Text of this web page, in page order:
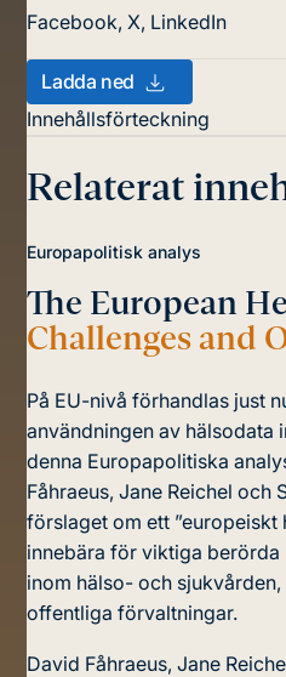
Facebook,X, LinkedIn
Ladda ned
Innehållsförteckning
Relaterat
Europapolitisk analys
The European
Challenges and
På EU-nivå förhandlas just
användningen av hälsodata
denna Europapolitiska
Fåhraeus, Jane Reichel och
förslaget om ett ”europeiskt
innebära för viktiga berörda
inom hälso- och
offentliga förvaltningar.
David Fåhraeus, Jane